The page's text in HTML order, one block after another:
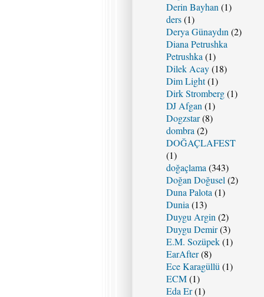
Derin Bayhan (1)
ders(1)
Derya Günaydın (2)
Diana Petrushka
Petrushka (1)
Dilek Acay(18)
Dim Light(1)
Dirk Stromberg(1)
DJ Afgan (1)
Dogzstar(8)
dombra (2)
DOĞAÇLAFEST
(1)
doğaçlama (343)
Doğan Doğusel (2)
Duna Palota (1)
Dunia (13)
Duygu Argin (2)
Duygu Demir(3)
E.M. Sozüpek(1)
EarAfter(8)
Ece Karagüllü (1)
ECM(1)
Eda Er(1)